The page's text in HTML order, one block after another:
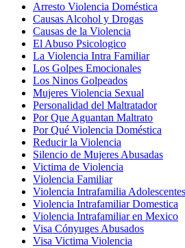
Arresto Violencia Doméstica
Causas Alcohol y Drogas
Causas de la Violencia
El Abuso Psicologico
La Violencia Intra Familiar
Los Golpes Emocionales
Los Ninos Golpeados
Mujeres Violencia Sexual
Personalidad del Maltratador
Por Que Aguantan Maltrato
Por Qué Violencia Doméstica
Reducir la Violencia
Silencio de Mujeres Abusadas
Victima de Violencia
Violencia Familiar
Violencia Intrafamilia Adolescentes
Violencia Intrafamiliar Domestica
Violencia Intrafamiliar en Mexico
Visa Cónyuges Abusados
Visa Victima Violencia